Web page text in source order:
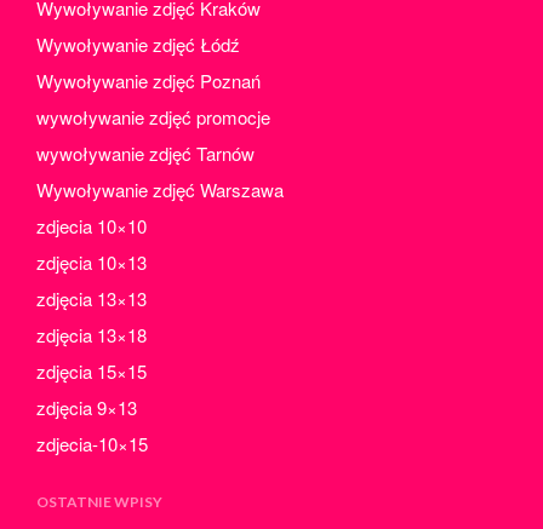
Wywoływanie zdjęć Kraków
Wywoływanie zdjęć Łódź
Wywoływanie zdjęć Poznań
wywoływanie zdjęć promocje
wywoływanie zdjęć Tarnów
Wywoływanie zdjęć Warszawa
zdjecia 10×10
zdjęcia 10×13
zdjęcia 13×13
zdjęcia 13×18
zdjęcia 15×15
zdjęcia 9×13
zdjecia-10×15
OSTATNIE WPISY